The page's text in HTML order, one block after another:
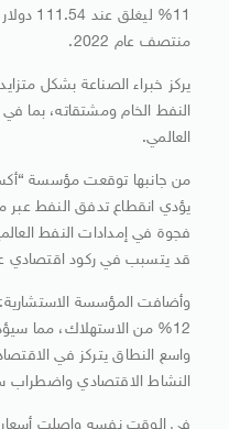
11%
منتصف عام 2022.
يركز خبراء الصناعة بشكل
النفط الخام ومشتقاته، بما
العالمي.
من جانبها توقعت مؤسسة
يؤدي انقطاع تدفق النفط
قد يتسبب في ركود اقتصادي
وأضافت المؤسسة
12% من الاستهلاك، مما
واسع النطاق يتركز في
النشاط الاقتصادي واضطراب